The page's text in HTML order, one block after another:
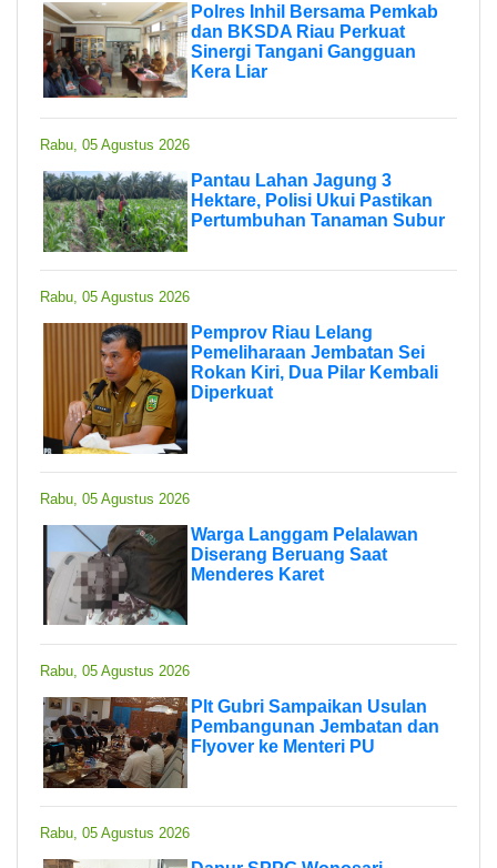
Polres Inhil Bersama Pemkab
dan BKSDA Riau Perkuat
Sinergi Tangani Gangguan
Kera Liar
Rabu, 05 Agustus 2026
Pantau Lahan Jagung 3
Hektare, Polisi Ukui Pastikan
Pertumbuhan Tanaman Subur
Rabu, 05 Agustus 2026
Pemprov Riau Lelang
Pemeliharaan Jembatan Sei
Rokan Kiri, Dua Pilar Kembali
Diperkuat
Rabu, 05 Agustus 2026
Warga Langgam Pelalawan
Diserang Beruang Saat
Menderes Karet
Rabu, 05 Agustus 2026
Plt Gubri Sampaikan Usulan
Pembangunan Jembatan dan
Flyover ke Menteri PU
Rabu, 05 Agustus 2026